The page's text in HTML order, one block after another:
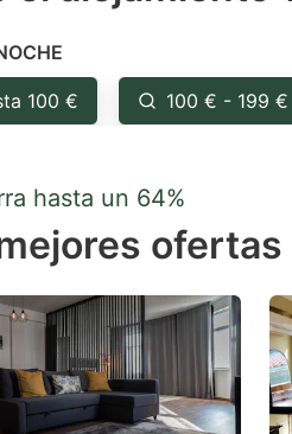
keyboard
100 € 100 € - 199 €
hasta un 64%